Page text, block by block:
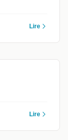
Lire
Lire